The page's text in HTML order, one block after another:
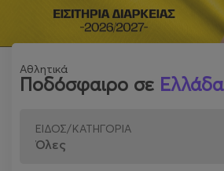
Αθλητικά
Ποδόσφαιρο σε Ελλάδα
ΕΙΔΟΣ/ΚΑΤΗΓΟΡΙΑ